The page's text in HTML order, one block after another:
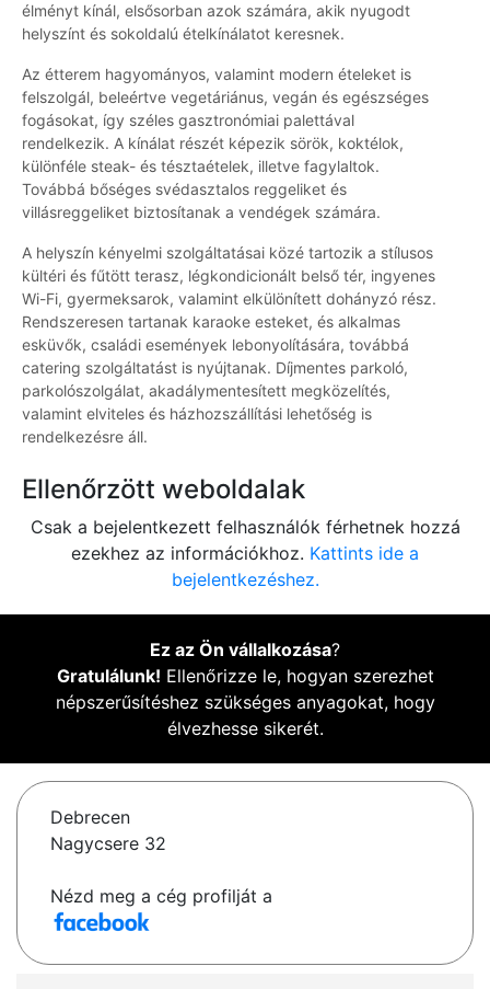
élményt kínál, elsősorban azok számára, akik nyugodt
helyszínt és sokoldalú ételkínálatot keresnek.
Az étterem hagyományos, valamint modern ételeket is
felszolgál, beleértve vegetáriánus, vegán és egészséges
fogásokat, így széles gasztronómiai palettával
rendelkezik. A kínálat részét képezik sörök, koktélok,
különféle steak- és tésztaételek, illetve fagylaltok.
Továbbá bőséges svédasztalos reggeliket és
villásreggeliket biztosítanak a vendégek számára.
A helyszín kényelmi szolgáltatásai közé tartozik a stílusos
kültéri és fűtött terasz, légkondicionált belső tér, ingyenes
Wi-Fi, gyermeksarok, valamint elkülönített dohányzó rész.
Rendszeresen tartanak karaoke esteket, és alkalmas
esküvők, családi események lebonyolítására, továbbá
catering szolgáltatást is nyújtanak. Díjmentes parkoló,
parkolószolgálat, akadálymentesített megközelítés,
valamint elviteles és házhozszállítási lehetőség is
rendelkezésre áll.
Ellenőrzött weboldalak
Csak a bejelentkezett felhasználók férhetnek hozzá
ezekhez az információkhoz. Kattints ide a
bejelentkezéshez.
Ez az Ön vállalkozása?
Gratulálunk! Ellenőrizze le, hogyan szerezhet
népszerűsítéshez szükséges anyagokat, hogy
élvezhesse sikerét.
Debrecen
Nagycsere 32
Nézd meg a cég profilját a